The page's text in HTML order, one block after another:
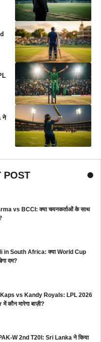
ने
POST
vs BCCI: क्या चयनकर्ताओं के साथ
in South Africa: क्या World Cup
दम?
vs Kandy Royals: LPL 2026
कौन मारेगा बाज़ी?
W 2nd T20I: Sri Lanka ने किया